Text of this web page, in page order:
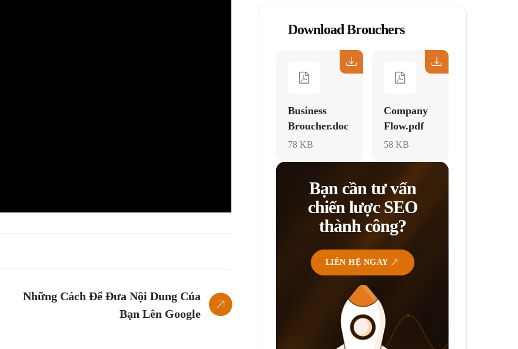
Những Cách Để Đưa Nội Dung Của
Bạn Lên Google
Download Brouchers
Business
Broucher.doc
78 KB
Company
Flow.pdf
58 KB
Bạn cần tư vấn
chiến lược SEO
thành công?
LIÊN HỆ NGAY